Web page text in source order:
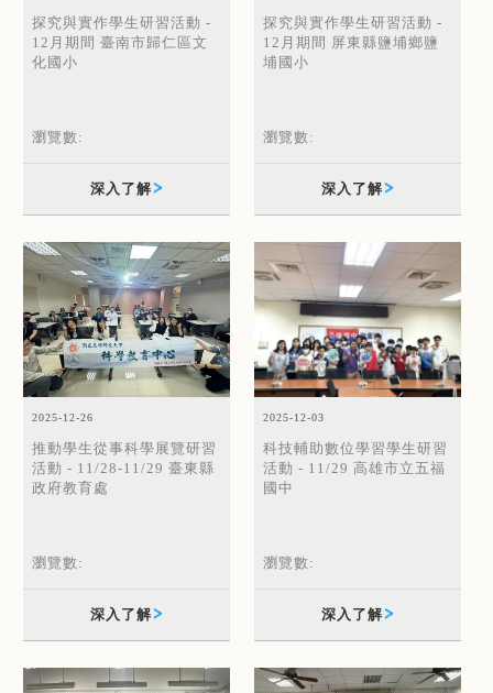
探究與實作學生研習活動 -
12月期間 臺南市歸仁區文
化國小
瀏覽數:
深入了解
探究與實作學生研習活動 -
12月期間 屏東縣鹽埔鄉鹽
埔國小
瀏覽數:
深入了解
2025-12-26
推動學生從事科學展覽研習
活動 - 11/28-11/29 臺東縣
政府教育處
瀏覽數:
深入了解
2025-12-03
科技輔助數位學習學生研習
活動 - 11/29 高雄市立五福
國中
瀏覽數:
深入了解